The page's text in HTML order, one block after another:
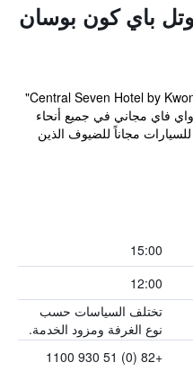
باي كون بوسان
يقع مكان إقامة "Central Seven Hotel by Kwon Busan Seomyeon"
فاي مجاني في جميع أنحاء
مجاناً للضيوف الذين
15:00
12:00
تختلف السياسات حسب
نوع الغرفة ومزود الخدمة.
+82 (0) 51 930 1100